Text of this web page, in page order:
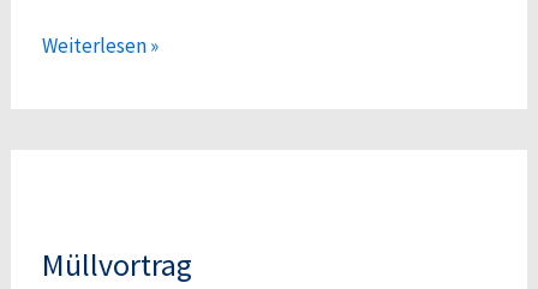
Mödling
Weiterlesen »
Müllvortrag